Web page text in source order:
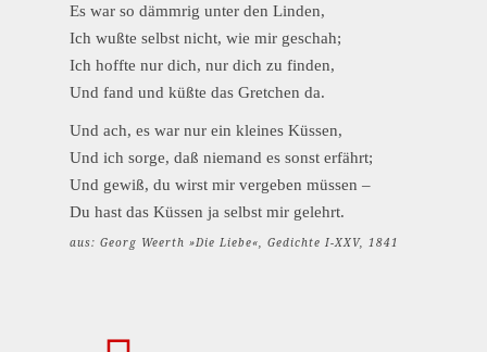
Es war so dämmrig unter den Linden,
Ich wußte selbst nicht, wie mir geschah;
Ich hoffte nur dich, nur dich zu finden,
Und fand und küßte das Gretchen da.
Und ach, es war nur ein kleines Küssen,
Und ich sorge, daß niemand es sonst erfährt;
Und gewiß, du wirst mir vergeben müssen –
Du hast das Küssen ja selbst mir gelehrt.
aus: Georg Weerth »Die Liebe«, Gedichte I-XXV, 1841